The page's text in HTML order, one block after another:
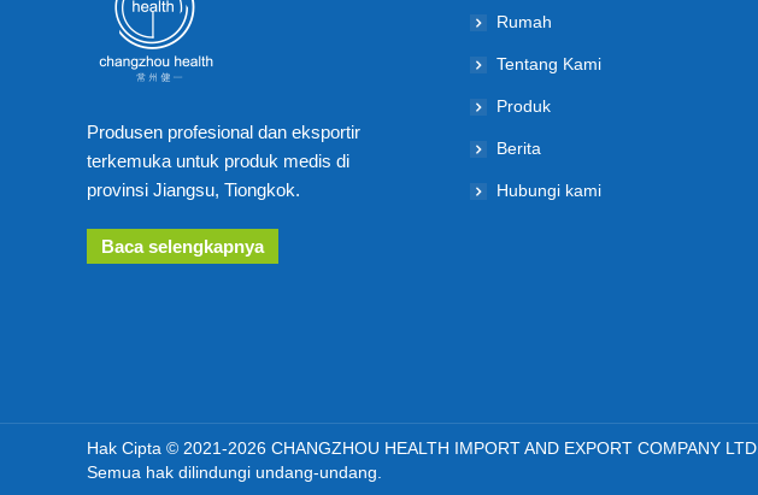
Produsen profesional dan eksportir
terkemuka untuk produk medis di
provinsi Jiangsu, Tiongkok.
Baca selengkapnya
Rumah
Tentang Kami
Produk
Berita
Hubungi kami
Hak Cipta © 2021-2026 CHANGZHOU HEALTH IMPORT AND EXPORT COMPANY LTD.
Semua hak dilindungi undang-undang.